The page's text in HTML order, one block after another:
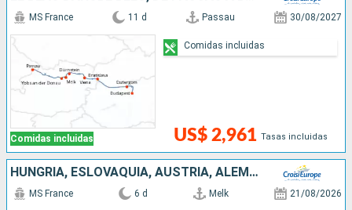
Comidas incluidas
MS France 11 d Passau 30/08/2027
US$ 2,961 Tasas incluidas
Comidas incluidas
HUNGRÍA, ESLOVAQUIA, AUSTRIA, ALEMANIA
MS France 6 d Melk 21/08/2026